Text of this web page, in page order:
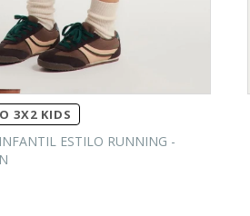
3X2 KIDS
ESTILO RUNNING -